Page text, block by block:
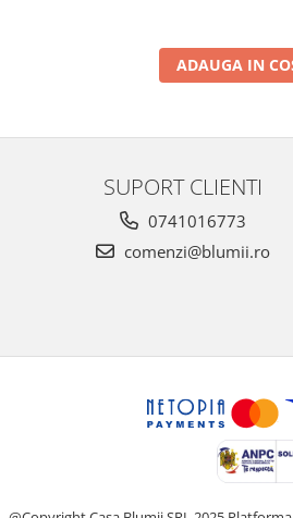
ADAUGA IN
SUPORT CLIENTI
0741016773
comenzi@blumii.ro